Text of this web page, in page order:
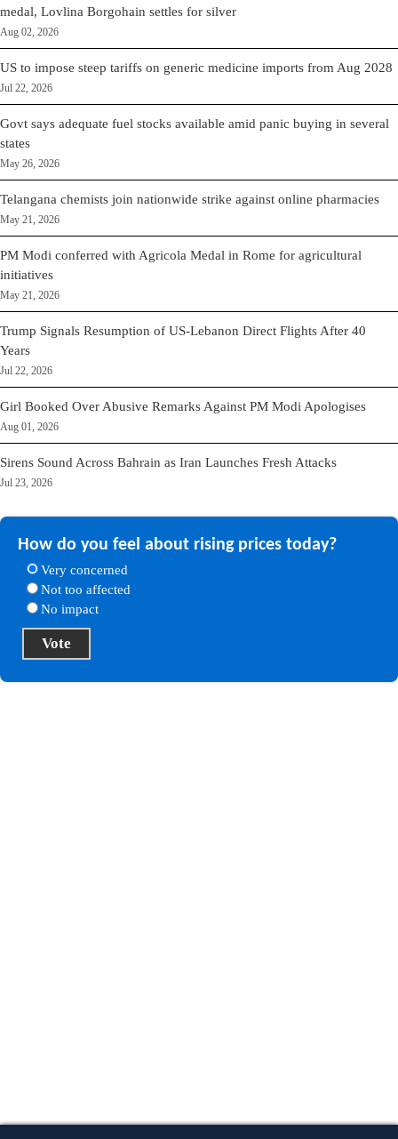
medal, Lovlina Borgohain settles for silver
Aug 02, 2026
US to impose steep tariffs on generic medicine imports from Aug 2028
Jul 22, 2026
Govt says adequate fuel stocks available amid panic buying in several
states
May 26, 2026
Telangana chemists join nationwide strike against online pharmacies
May 21, 2026
PM Modi conferred with Agricola Medal in Rome for agricultural
initiatives
May 21, 2026
Trump Signals Resumption of US-Lebanon Direct Flights After 40
Years
Jul 22, 2026
Girl Booked Over Abusive Remarks Against PM Modi Apologises
Aug 01, 2026
Sirens Sound Across Bahrain as Iran Launches Fresh Attacks
Jul 23, 2026
How do you feel about rising prices today?
Very concerned
Not too affected
No impact